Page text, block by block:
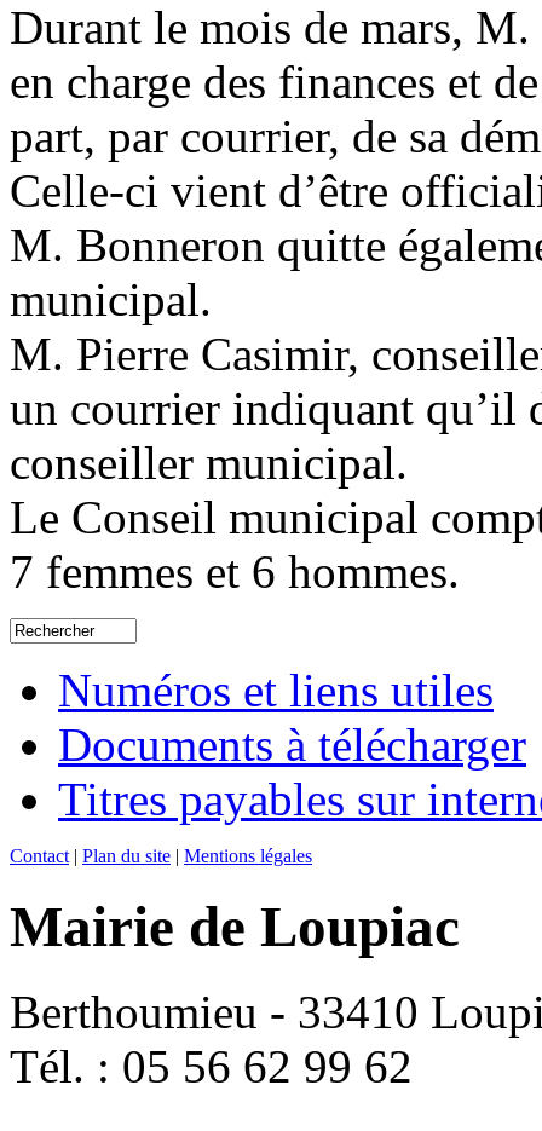
Durant le mois de mars,
en charge des finances et
part, par courrier, de sa
Celle-ci vient d’être
M. Bonneron quitte
municipal.
M. Pierre Casimir,
un courrier indiquant qu’il
conseiller municipal.
Le Conseil municipal
7 femmes et 6 hommes.
Numéros et liens utiles
Documents à télécharger
Titres payables sur
Contact | Plan du site | Mentions légales
Mairie de Loupiac
Berthoumieu - 33410
Tél. : 05 56 62 99 62